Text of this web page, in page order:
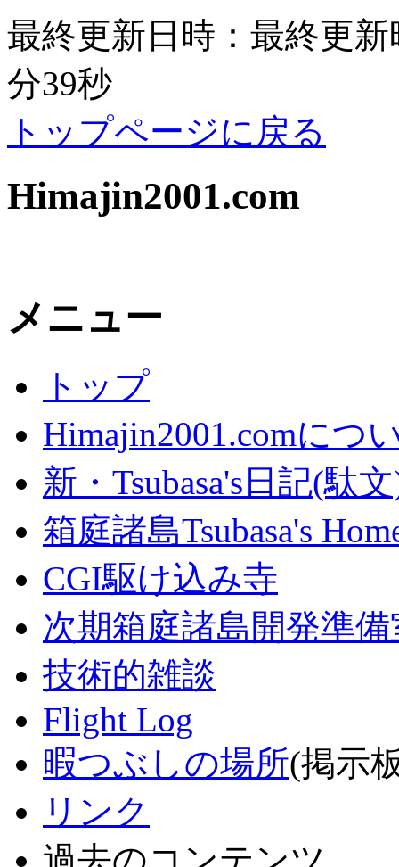
最終更新日時：最終更新
分39秒
トップページに戻る
Himajin2001.com
メニュー
トップ
Himajin2001.comにつ
新・Tsubasa's日記(駄
箱庭諸島Tsubasa's
CGI駆け込み寺
次期箱庭諸島開発準備
技術的雑談
Flight Log
暇つぶしの場所(掲示
リンク